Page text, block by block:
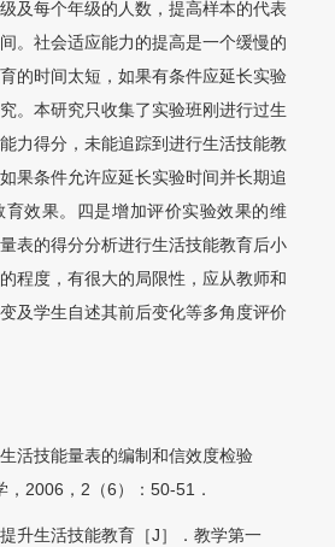
及每个年级的人数，提高样本的代表
。社会适应能力的提高是一个缓慢的
的时间太短，如果有条件应延长实验
。本研究只收集了实验班刚进行过生
力得分，未能追踪到进行生活技能教
果条件允许应延长实验时间并长期追
育效果。四是增加评价实验效果的维
表的得分分析进行生活技能教育后小
程度，有很大的局限性，应从教师和
及学生自述其前后变化等多角度评价
活技能量表的编制和信效度检验
，2006，2（6）：50-51．
升生活技能教育［J］．教学第一